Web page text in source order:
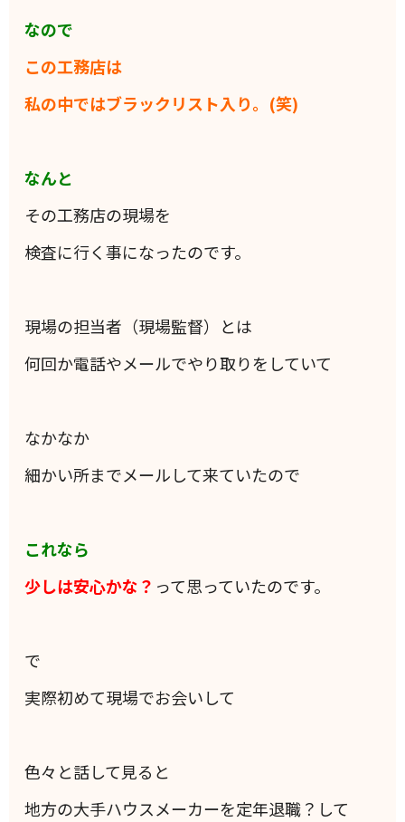
なので
この工務店は
私の中ではブラックリスト入り。(笑)
なんと
その工務店の現場を
検査に行く事になったのです。
現場の担当者（現場監督）とは
何回か電話やメールでやり取りをしていて
なかなか
細かい所までメールして来ていたので
これなら
少しは安心かな？ って思っていたのです。
で
実際初めて現場でお会いして
色々と話して見ると
地方の大手ハウスメーカーを定年退職？して